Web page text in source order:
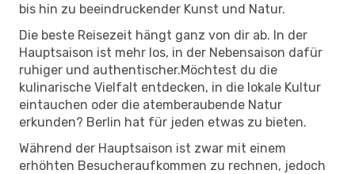
bis hin zu beeindruckender Kunst und Natur.
Die beste Reisezeit hängt ganz von dir ab. In der
Hauptsaison ist mehr los, in der Nebensaison dafür
ruhiger und authentischer.Möchtest du die
kulinarische Vielfalt entdecken, in die lokale Kultur
eintauchen oder die atemberaubende Natur
erkunden? Berlin hat für jeden etwas zu bieten.
Während der Hauptsaison ist zwar mit einem
erhöhten Besucheraufkommen zu rechnen, jedoch